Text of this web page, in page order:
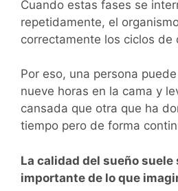
Cuando estas fases se
repetidamente, el
correctamente los ciclos de
Por eso, una persona
nueve horas en la cama y
cansada que otra que ha
tiempo pero de forma
La calidad del sueño suele
importante de lo que